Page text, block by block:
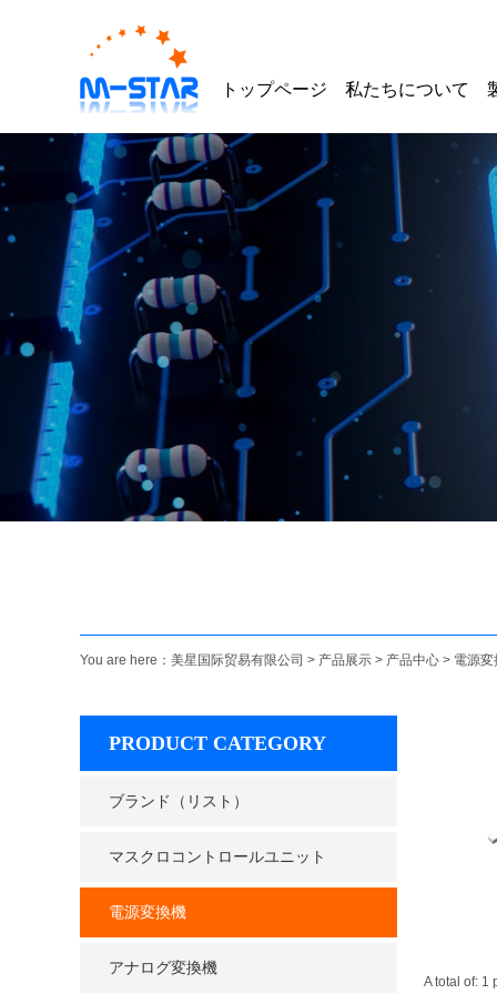
トップページ 私たちについて
You are here： 美星国际贸易有限公司 > 产品展示 > 产品中心 > 電源変
A total of: 1
PRODUCT CATEGORY
ブランド（リスト）
マスクロコントロールユニット
電源変換機
アナログ変換機